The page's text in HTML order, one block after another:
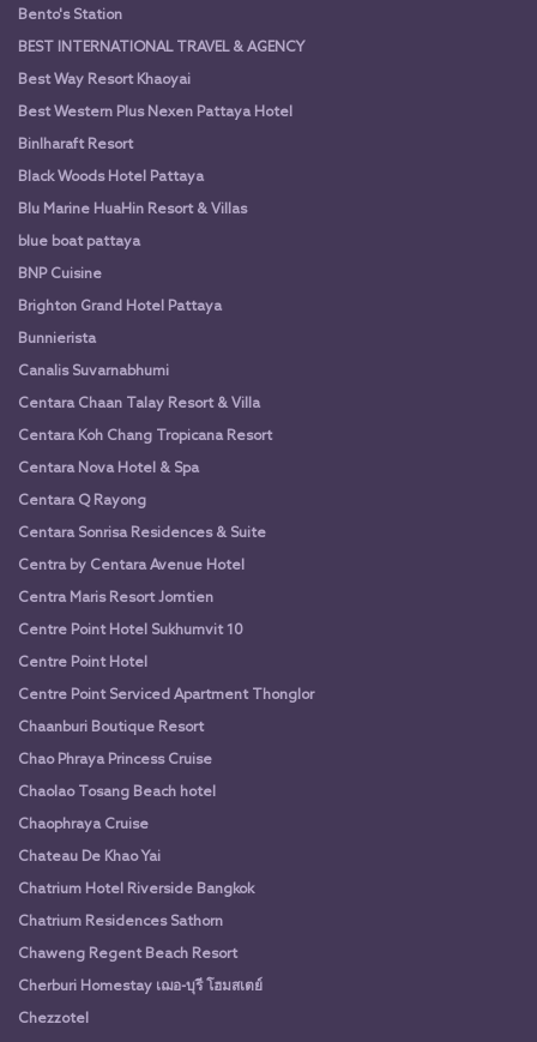
Bento's Station
BEST INTERNATIONAL TRAVEL & AGENCY
Best Way Resort Khaoyai
Best Western Plus Nexen Pattaya Hotel
Binlharaft Resort
Black Woods Hotel Pattaya
Blu Marine HuaHin Resort & Villas
blue boat pattaya
BNP Cuisine
Brighton Grand Hotel Pattaya
Bunnierista
Canalis Suvarnabhumi
Centara Chaan Talay Resort & Villa
Centara Koh Chang Tropicana Resort
Centara Nova Hotel & Spa
Centara Q Rayong
Centara Sonrisa Residences & Suite
Centra by Centara Avenue Hotel
Centra Maris Resort Jomtien
Centre Point Hotel Sukhumvit 10
Centre Point Hotel
Centre Point Serviced Apartment Thonglor
Chaanburi Boutique Resort
Chao Phraya Princess Cruise
Chaolao Tosang Beach hotel
Chaophraya Cruise
Chateau De Khao Yai
Chatrium Hotel Riverside Bangkok
Chatrium Residences Sathorn
Chaweng Regent Beach Resort
Cherburi Homestay เฌอ-บุรี โฮมสเตย์
Chezzotel